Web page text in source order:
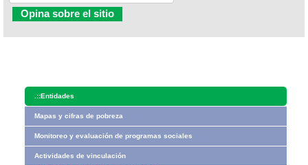
Opina sobre el sitio
.::Entidades
Mapas y cifras de pobreza
Monitoreo y evaluación de programas sociales
Actividades de vinculación